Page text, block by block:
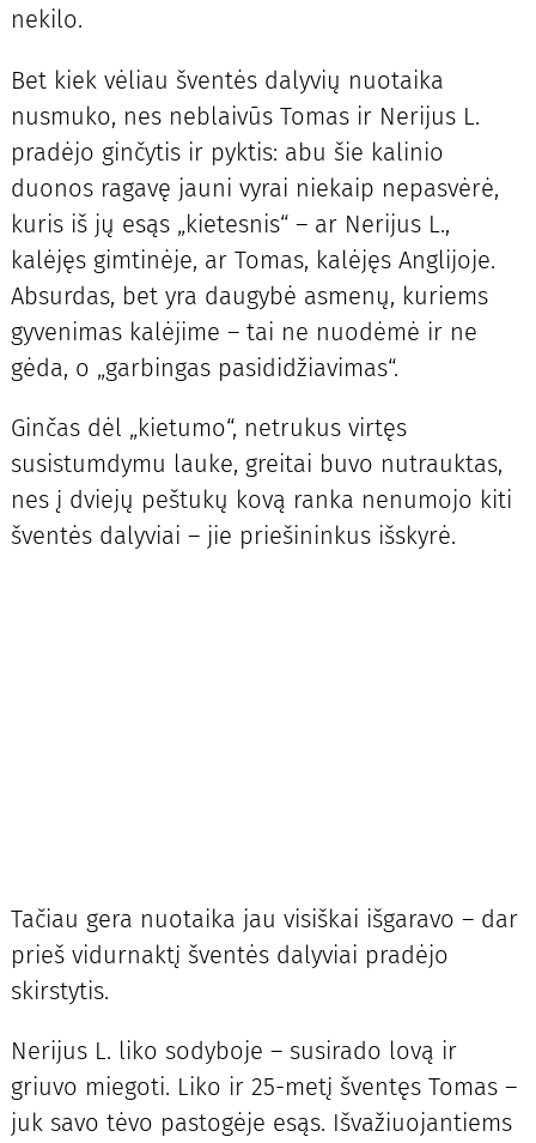
nekilo.
Bet kiek vėliau šventės dalyvių nuotaika
nusmuko, nes neblaivūs Tomas ir Nerijus L.
pradėjo ginčytis ir pyktis: abu šie kalinio
duonos ragavę jauni vyrai niekaip nepasvėrė,
kuris iš jų esąs „kietesnis“ – ar Nerijus L.,
kalėjęs gimtinėje, ar Tomas, kalėjęs Anglijoje.
Absurdas, bet yra daugybė asmenų, kuriems
gyvenimas kalėjime – tai ne nuodėmė ir ne
gėda, o „garbingas pasididžiavimas“.
Ginčas dėl „kietumo“, netrukus virtęs
susistumdymu lauke, greitai buvo nutrauktas,
nes į dviejų peštukų kovą ranka nenumojo kiti
šventės dalyviai – jie priešininkus išskyrė.
Tačiau gera nuotaika jau visiškai išgaravo – dar
prieš vidurnaktį šventės dalyviai pradėjo
skirstytis.
Nerijus L. liko sodyboje – susirado lovą ir
griuvo miegoti. Liko ir 25-metį šventęs Tomas –
juk savo tėvo pastogėje esąs. Išvažiuojantiems